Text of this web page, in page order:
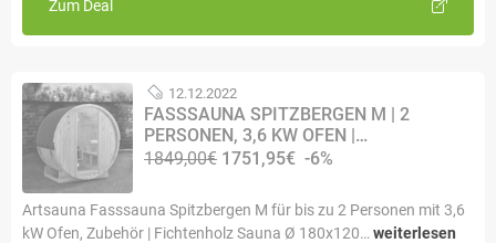
Zum Deal
12.12.2022
FASSSAUNA SPITZBERGEN M | 2
PERSONEN, 3,6 KW OFEN |…
1849,00€ 1751,95€ -6%
Artsauna Fasssauna Spitzbergen M für bis zu 2 Personen mit 3,6
kW Ofen, Zubehör | Fichtenholz Sauna Ø 180x120… weiterlesen